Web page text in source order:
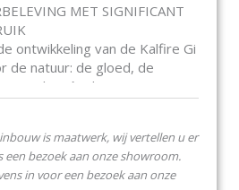
MET SIGNIFICANT
ontwikkeling van de Kalfire Gi
de natuur: de gloed, de
vonken én de aangename
vuur ontstaan er immers
en worden verhalen
precies waarom wij bij Kalfire
willen mensen dichter bij
vuur.
is maatwerk, wij vertellen u er
een bezoek aan onze showroom.
in voor een bezoek aan onze